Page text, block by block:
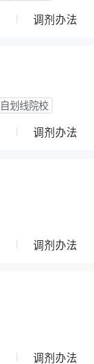
调剂办法
自划线院校
调剂办法
调剂办法
调剂办法